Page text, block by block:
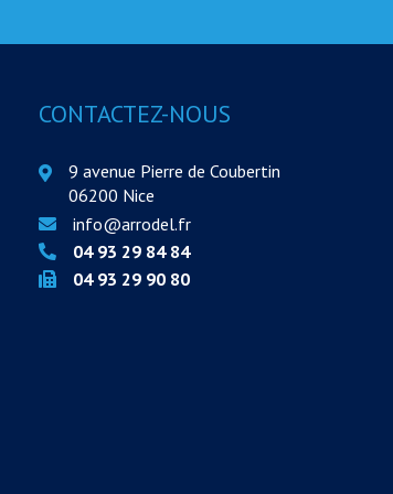
CONTACTEZ-NOUS
9 avenue Pierre de Coubertin
06200 Nice
info@arrodel.fr
04 93 29 84 84
04 93 29 90 80